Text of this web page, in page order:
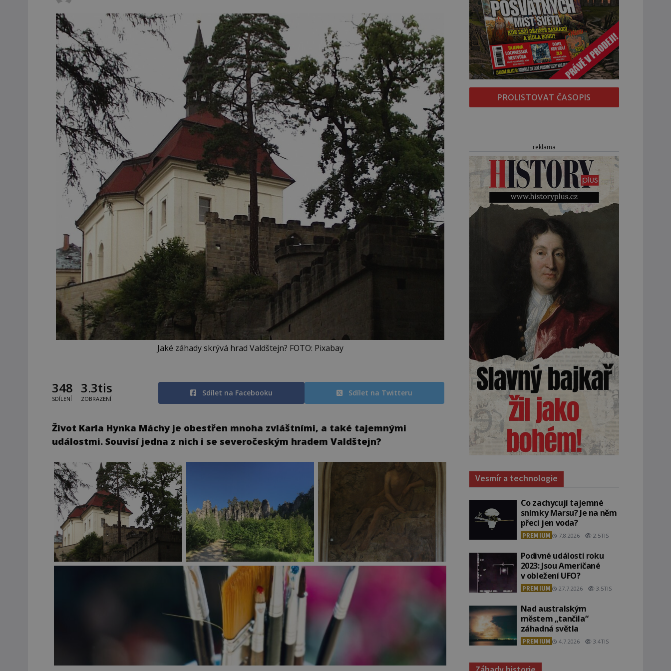
Jaké záhady skrývá hrad Valdštejn? FOTO: Pixabay
348
SDÍLENÍ
3.3tis
ZOBRAZENÍ
Sdílet na Facebooku Sdílet na Twitteru
Život Karla Hynka Máchy je obestřen mnoha zvláštními, a také tajemnými
událostmi. Souvisí jedna z nich i se severočeským hradem Valdštejn?
PROLISTOVAT ČASOPIS
reklama
Vesmír a technologie
Co zachycují tajemné
snímky Marsu? Je na něm
přeci jen voda?
PREMIUM 7.8.2026 2.5TIS
Podivné události roku
2023: Jsou Američané
v obležení UFO?
PREMIUM 27.7.2026 3.5TIS
Nad australským
městem „tančila“
záhadná světla
PREMIUM 4.7.2026 3.4TIS